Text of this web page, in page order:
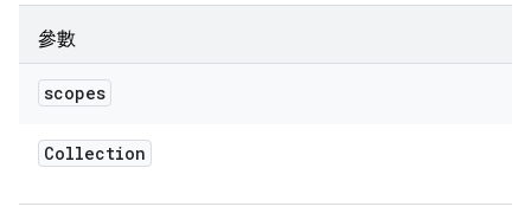
參數
scopes
Collection